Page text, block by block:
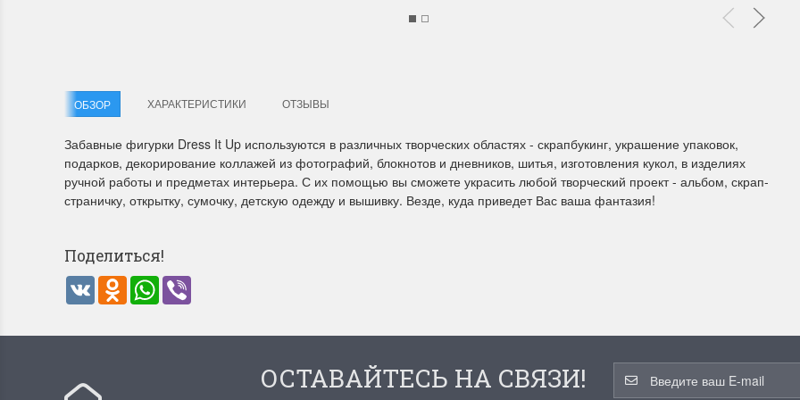
!! СКИДКА 20% ‼️ с 1 до 3 июня в честь
первого летнего дня Чудетство...
ПОДРОБНЕЕ
Анастасия Туманова
1 июня 2024 11:29
американской сборки. Спешите купить...
Анастасия Туманова
22 мая 2024 13:01
Анастасия Туманова
Dimensions 35231 Willow
Dimensions 13648USA
Permin 92-
ОБЗОР ХАРАКТЕРИСТИКИ ОТЗЫВЫ
Забавные фигурки Dress It Up используются в различных творческих областях - скрапбукинг, украшение упаковок,
подарков, декорирование коллажей из фотографий, блокнотов и дневников, шитья, изготовления кукол, в изделиях
ручной работы и предметах интерьера. С их помощью вы сможете украсить любой творческий проект - альбом, скрап-
страничку, открытку, сумочку, детскую одежду и вышивку. Везде, куда приведет Вас ваша фантазия!
Поделиться!
VK Odnoklassniki
WhatsApp
ОСТАВАЙТЕСЬ НА СВЯЗИ!